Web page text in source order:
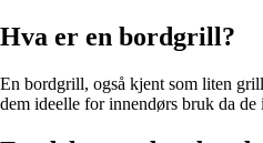
Hva er en bordgrill?
En bordgrill, også kjent som liten
dem ideelle for innendørs bruk da